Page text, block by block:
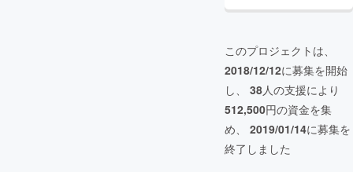
このプロジェクトは、
2018/12/12に募集を開始
し、 38人の支援により
512,500円の資金を集
め、 2019/01/14に募集を
終了しました